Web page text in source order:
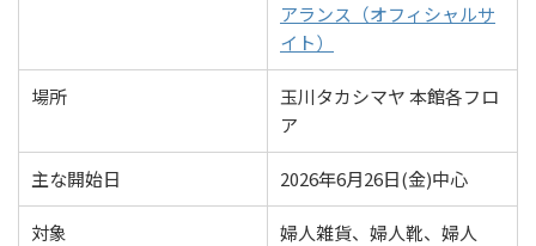
アランス（オフィシャルサ
イト）
場所
玉川タカシマヤ 本館各フロ
ア
主な開始日 2026年6月26日(金)中心
対象
婦人雑貨、婦人靴、婦人